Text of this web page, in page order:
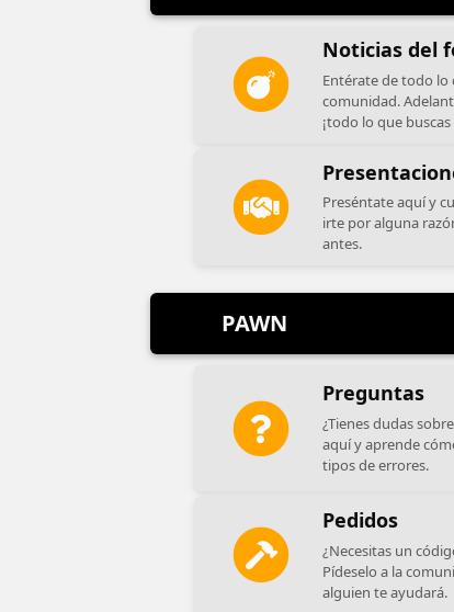
Noticias del
Entérate de todo lo
comunidad.
¡todo lo que
Preséntate aquí y
irte por alguna
antes.
PAWN
Preguntas
¿Tienes dudas
aquí y aprende
tipos de errores.
Pedidos
¿Necesitas un
Pídeselo a la
alguien te ayudará.